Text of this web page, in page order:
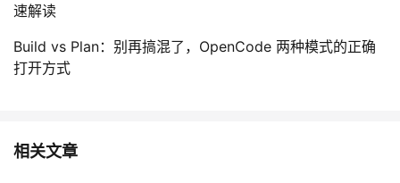
速解读
Build vs Plan：别再搞混了，OpenCode 两种模式的正确
打开方式
相关文章